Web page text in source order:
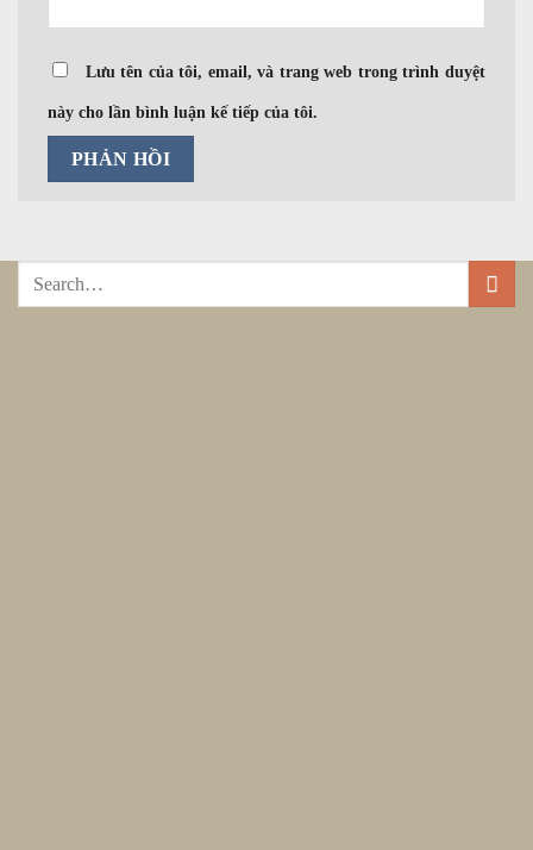
Lưu tên của tôi, email, và trang web trong trình duyệt
này cho lần bình luận kế tiếp của tôi.